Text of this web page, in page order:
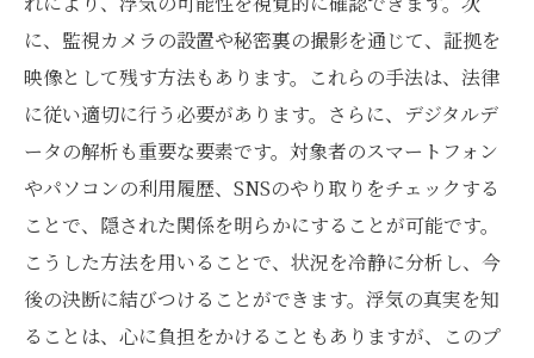
に、監視カメラの設置や秘密裏の撮影を通じて、証拠を
映像として残す方法もあります。これらの手法は、法律
に従い適切に行う必要があります。さらに、デジタルデ
ータの解析も重要な要素です。対象者のスマートフォン
やパソコンの利用履歴、SNSのやり取りをチェックする
ことで、隠された関係を明らかにすることが可能です。
こうした方法を用いることで、状況を冷静に分析し、今
後の決断に結びつけることができます。浮気の真実を知
ることは、心に負担をかけることもありますが、このプ